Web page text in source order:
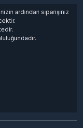
ardından siparişiniz